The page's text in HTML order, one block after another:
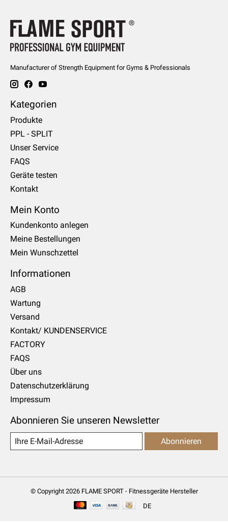
Manufacturer of Strength Equipment for Gyms & Professionals
Kategorien
Produkte
PPL - SPLIT
Unser Service
FAQS
Geräte testen
Kontakt
Mein Konto
Kundenkonto anlegen
Meine Bestellungen
Mein Wunschzettel
Informationen
AGB
Wartung
Versand
Kontakt/ KUNDENSERVICE
FACTORY
FAQS
Über uns
Datenschutzerklärung
Impressum
Abonnieren Sie unseren Newsletter
Abonnieren
© Copyright 2026 FLAME SPORT - Fitnessgeräte Hersteller
DE